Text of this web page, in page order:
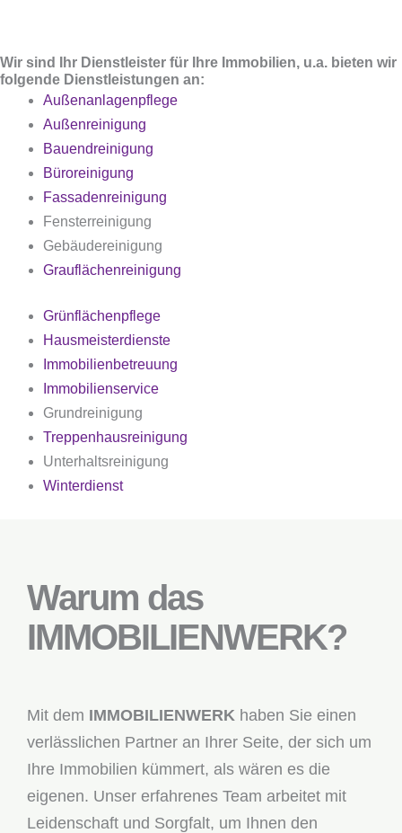
Wir sind Ihr Dienstleister für Ihre Immobilien, u.a. bieten wir
folgende Dienstleistungen an:
Außenanlagenpflege
Außenreinigung
Bauendreinigung
Büroreinigung
Fassadenreinigung
Fensterreinigung
Gebäudereinigung
Grauflächenreinigung
Grünflächenpflege
Hausmeisterdienste
Immobilienbetreuung
Immobilienservice
Grundreinigung
Treppenhausreinigung
Unterhaltsreinigung
Winterdienst
Warum das
IMMOBILIENWERK?
Mit dem IMMOBILIENWERK haben Sie einen
verlässlichen Partner an Ihrer Seite, der sich um
Ihre Immobilien kümmert, als wären es die
eigenen. Unser erfahrenes Team arbeitet mit
Leidenschaft und Sorgfalt, um Ihnen den